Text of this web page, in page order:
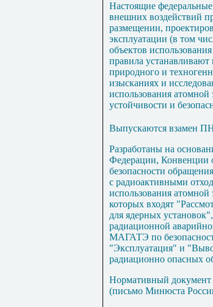
Настоящие
внешних воздействий
размещении,
эксплуатации (в том
объектов
правила
природного и
изысканиях и
использования
устойчивости и
Выпускаются взамен
Разработаны на
Федерации, Конвенции
безопасности
с радиоактивными
использования
которых входят
для ядерных
радиационной
МАГАТЭ по
"Эксплуатация" и
радиационно опасных
Нормативный документ
(письмо Минюста